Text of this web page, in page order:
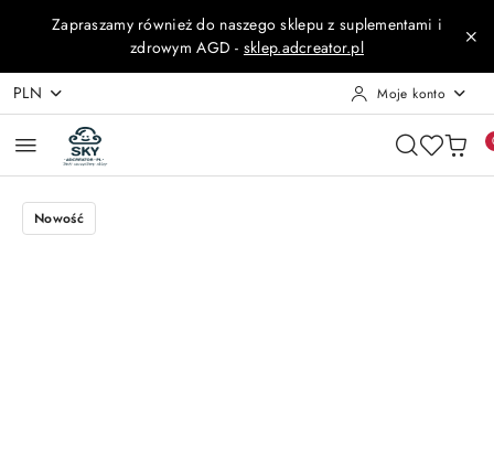
Przejdź do treści głównej
Przejdź do wyszukiwarki
Przejdź do moje konto
Przejdź do menu głównego
Przejdź do opisu produktu
Przejdź do stopki
Zapraszamy również do naszego sklepu z suplementami i
zdrowym AGD - sklep.adcreator.pl
PLN Moje konto
Nowość